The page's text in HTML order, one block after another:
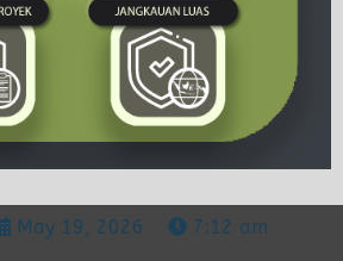
May 19, 2026 7:12 am